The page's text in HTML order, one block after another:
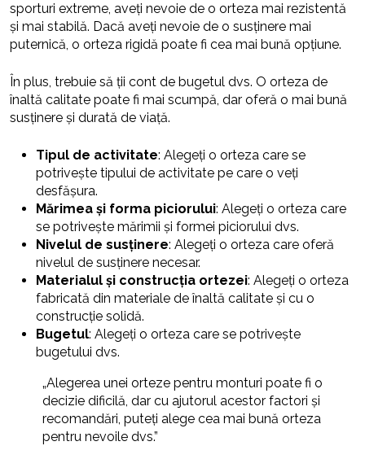
sporturi extreme, aveți nevoie de o orteza mai rezistentă
și mai stabilă. Dacă aveți nevoie de o susținere mai
puternică, o orteza rigidă poate fi cea mai bună opțiune.
În plus, trebuie să ții cont de bugetul dvs. O orteza de
înaltă calitate poate fi mai scumpă, dar oferă o mai bună
susținere și durată de viață.
Tipul de activitate: Alegeți o orteza care se
potrivește tipului de activitate pe care o veți
desfășura.
Mărimea și forma piciorului: Alegeți o orteza care
se potrivește mărimii și formei piciorului dvs.
Nivelul de susținere: Alegeți o orteza care oferă
nivelul de susținere necesar.
Materialul și construcția ortezei: Alegeți o orteza
fabricată din materiale de înaltă calitate și cu o
construcție solidă.
Bugetul: Alegeți o orteza care se potrivește
bugetului dvs.
„Alegerea unei orteze pentru monturi poate fi o
decizie dificilă, dar cu ajutorul acestor factori și
recomandări, puteți alege cea mai bună orteza
pentru nevoile dvs.”